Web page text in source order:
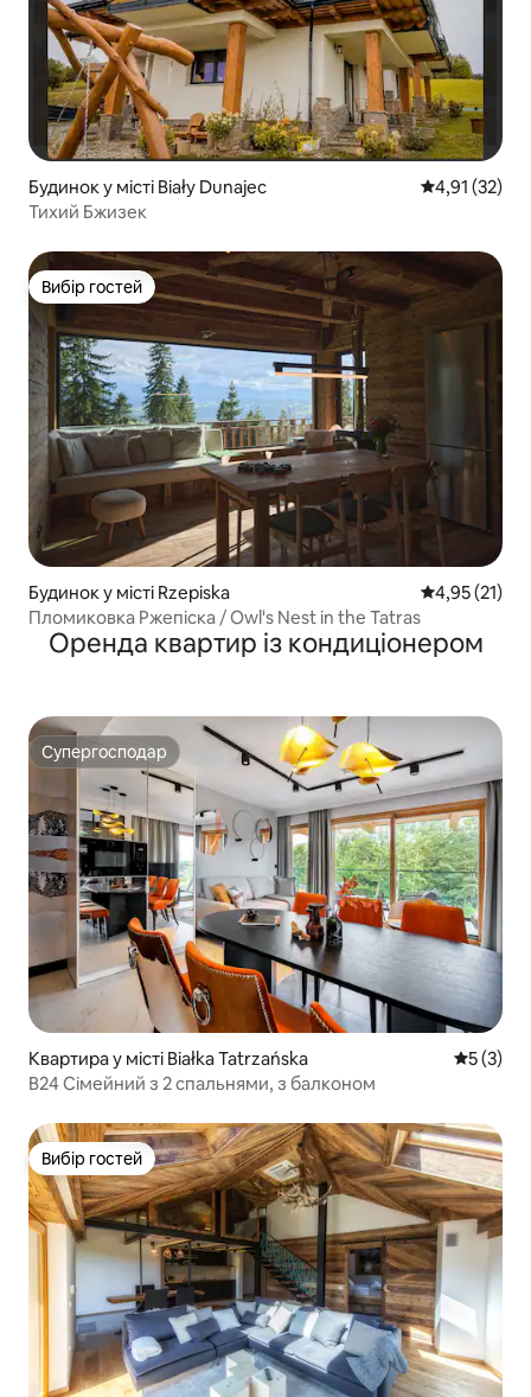
Будинок у місті Biały Dunajec Середня
4,91 (32)
Тихий Бжизек
Вибір гостей
Вибір гостей
Будинок у місті Rzepiska Середня
4,95 (21)
Пломиковка Ржепіска / Owl's Nest in the Tatras
Оренда квартир із кондиціонером
Супергосподар
Супергосподар
Квартира у місті Białka Tatrzańska Середня
5 (3)
B24 Сімейний з 2 спальнями, з балконом
Вибір гостей
Вибір гостей